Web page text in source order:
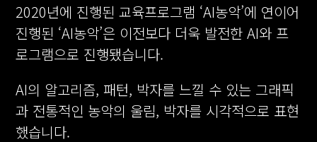
2020년에 진행된 교육프로그램 ‘AI농악’에 연이어
진행된 ‘AI농악’은 이전보다 더욱 발전한 AI와 프
로그램으로 진행됐습니다.
AI의 알고리즘, 패턴, 박자를 느낄 수 있는 그래픽
과 전통적인 농악의 울림, 박자를 시각적으로 표현
했습니다.